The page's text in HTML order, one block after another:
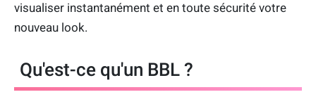
visualiser instantanément et en toute sécurité votre
nouveau look.
Qu'est-ce qu'un BBL ?